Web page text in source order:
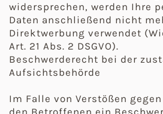
widersprechen, werden Ihre
Daten anschließend nicht
Direktwerbung verwendet
Art. 21 Abs. 2 DSGVO).
Beschwerderecht bei der
Aufsichtsbehörde
Im Falle von Verstößen
den Betroffenen ein